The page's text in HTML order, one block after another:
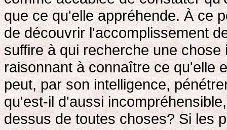
que ce qu'elle appréhende. À ce
de découvrir l'accomplissement
suffire à qui recherche une
raisonnant à connaître ce qu'elle
peut, par son intelligence,
qu'est-il d'aussi
dessus de toutes choses? Si les